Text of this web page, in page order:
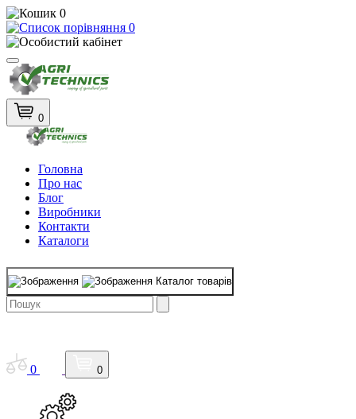
0
0
0
Головна
Про нас
Блог
Виробники
Контакти
Каталоги
Каталог товарів
0 0